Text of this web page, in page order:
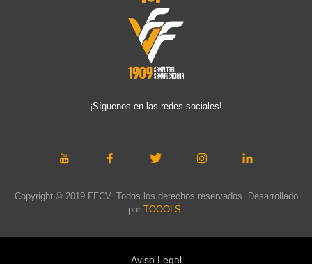
¡Síguenos en las redes sociales!
Copyright © 2019 FFCV. Todos los derechos reservados. Desarrollado
por TOOOLS.
Aviso Legal